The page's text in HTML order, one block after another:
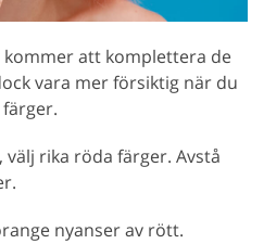
kommer att komplettera de
vara mer försiktig när du
välj rika röda färger. Avstå
nyanser av rött.